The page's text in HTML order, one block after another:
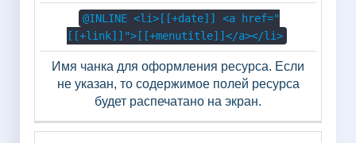
@INLINE <li>[[+date]] <a href="
[[+link]]">[[+menutitle]]</a></li>
Имя чанка для оформления ресурса. Если
не указан, то содержимое полей ресурса
будет распечатано на экран.